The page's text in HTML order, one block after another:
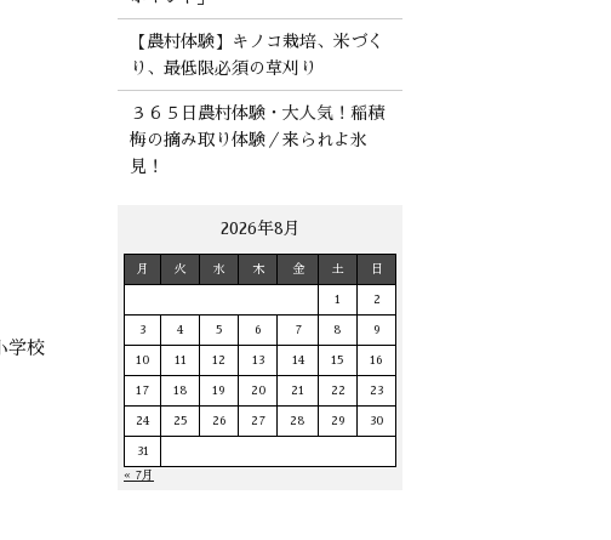
学校
【農村体験】キノコ栽培、米づく
り、最低限必須の草刈り
３６５日農村体験・大人気！稲積
梅の摘み取り体験／来られよ氷
見！
2026年8月
月 火 水 木 金 土 日
1 2
3 4 5 6 7 8 9
10 11 12 13 14 15 16
17 18 19 20 21 22 23
24 25 26 27 28 29 30
31
« 7月